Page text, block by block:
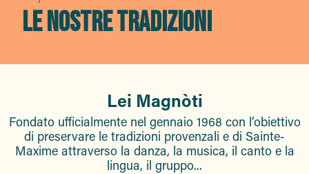
LE NOSTRE TRADIZIONI
Lei Magnòti
Fondato ufficialmente nel gennaio 1968 con l’obiettivo
di preservare le tradizioni provenzali e di Sainte-
Maxime attraverso la danza, la musica, il canto e la
lingua, il gruppo...